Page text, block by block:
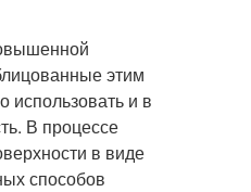
этим
использовать и в
В процессе
в виде
способов